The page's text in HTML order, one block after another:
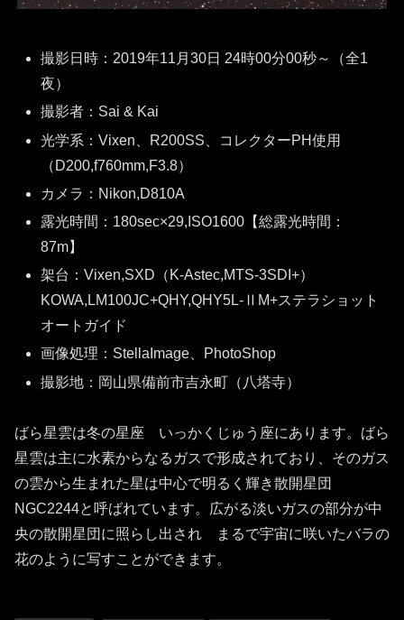
撮影日時：2019年11月30日 24時00分00秒～（全1
夜）
撮影者：Sai & Kai
光学系：Vixen、R200SS、コレクターPH使用
（D200,f760mm,F3.8）
カメラ：Nikon,D810A
露光時間：180sec×29,ISO1600【総露光時間：
87m】
架台：Vixen,SXD（K-Astec,MTS-3SDI+）
KOWA,LM100JC+QHY,QHY5L-ⅡM+ステラショット
オートガイド
画像処理：StellaImage、PhotoShop
撮影地：岡山県備前市吉永町（八塔寺）
ばら星雲は冬の星座 いっかくじゅう座にあります。ばら
星雲は主に水素からなるガスで形成されており、そのガス
の雲から生まれた星は中心で明るく輝き散開星団
NGC2244と呼ばれています。広がる淡いガスの部分が中
央の散開星団に照らし出され まるで宇宙に咲いたバラの
花のように写すことができます。